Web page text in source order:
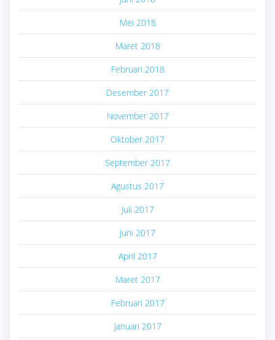
Mei 2018
Maret 2018
Februari 2018
Desember 2017
November 2017
Oktober 2017
September 2017
Agustus 2017
Juli 2017
Juni 2017
April 2017
Maret 2017
Februari 2017
Januari 2017